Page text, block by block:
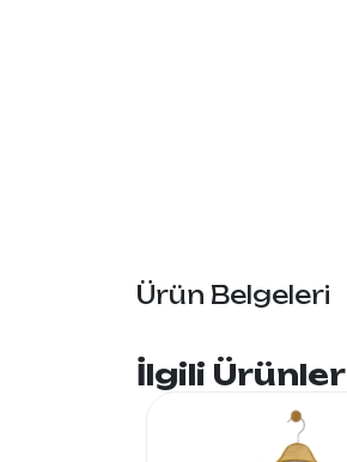
Ürün Belgeleri
İlgili Ürünler